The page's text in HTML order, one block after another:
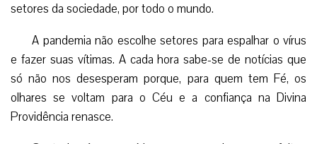
setores da sociedade, por todo o mundo.
A pandemia não escolhe setores para espalhar o vírus
e fazer suas vítimas. A cada hora sabe-se de notícias que
só não nos desesperam porque, para quem tem Fé, os
olhares se voltam para o Céu e a confiança na Divina
Providência renasce.